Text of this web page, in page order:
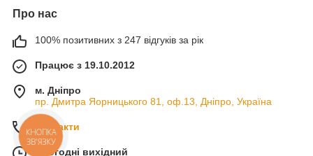
Про нас
100% позитивних з 247 відгуків за рік
Працює з 19.10.2012
м. Дніпро
пр. Дмитра Яорницького 81, оф.13, Дніпро, Україна
Контакти
Сьогодні вихідний
КНОПКА
ЗВ'ЯЗКУ